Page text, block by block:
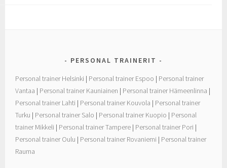
PERSONAL TRAINERIT
Personal trainer Helsinki | Personal trainer Espoo | Personal trainer
Vantaa | Personal trainer Kauniainen | Personal trainer Hämeenlinna |
Personal trainer Lahti | Personal trainer Kouvola | Personal trainer
Turku | Personal trainer Salo | Personal trainer Kuopio | Personal
trainer Mikkeli | Personal trainer Tampere | Personal trainer Pori |
Personal trainer Oulu | Personal trainer Rovaniemi | Personal trainer
Rauma